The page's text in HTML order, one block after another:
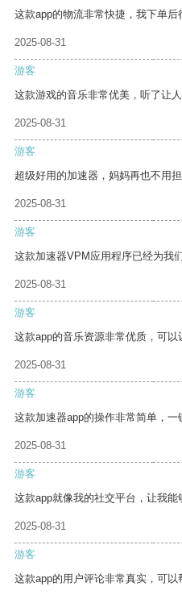
这款app的物流非常快捷，我下单后
2025-08-31
游客
这款游戏的音乐非常优美，听了让人
2025-08-31
游客
超级好用的加速器，妈妈再也不用
2025-08-31
游客
这款加速器VPM应用程序已经为我
2025-08-31
游客
这款app的音乐资源非常优质，可以
2025-08-31
游客
这款加速器app的操作非常简单，一
2025-08-31
游客
这款app就像我的社交平台，让我能
2025-08-31
游客
这款app的用户评论非常真实，可以